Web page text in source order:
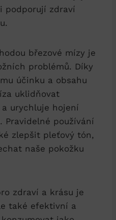
podporují zdraví
březové mízy je
problémů. Díky
účinku a obsahu
uklidňovat
urychluje hojení
Pravidelné používání
zlepšit pleťový tón,
naše pokožku
zdraví a krásu je
také efektivní a